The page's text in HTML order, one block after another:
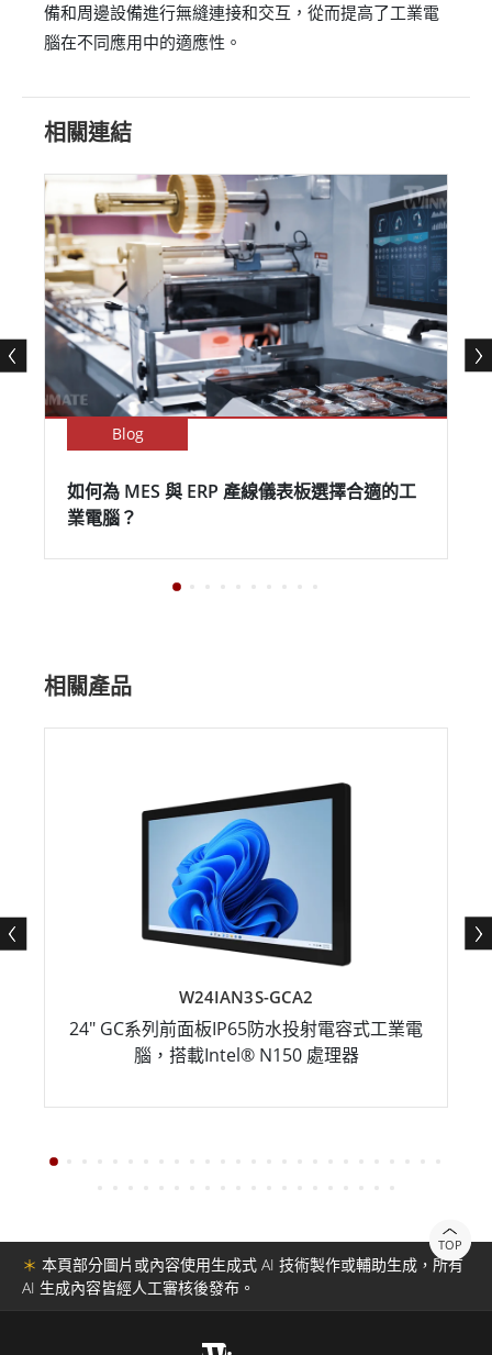
備和周邊設備進行無縫連接和交互，從而提高了工業電
腦在不同應用中的適應性。
相關連結
Blog
如何為 MES 與 ERP 產線儀表板選擇合適的工
業電腦？
相關產品
W24IAN3S-GCA2
24" GC系列前面板IP65防水投射電容式工業電
腦，搭載Intel® N150 處理器
TOP
＊ 本頁部分圖片或內容使用生成式 AI 技術製作或輔助生成，所有
AI 生成內容皆經人工審核後發布。